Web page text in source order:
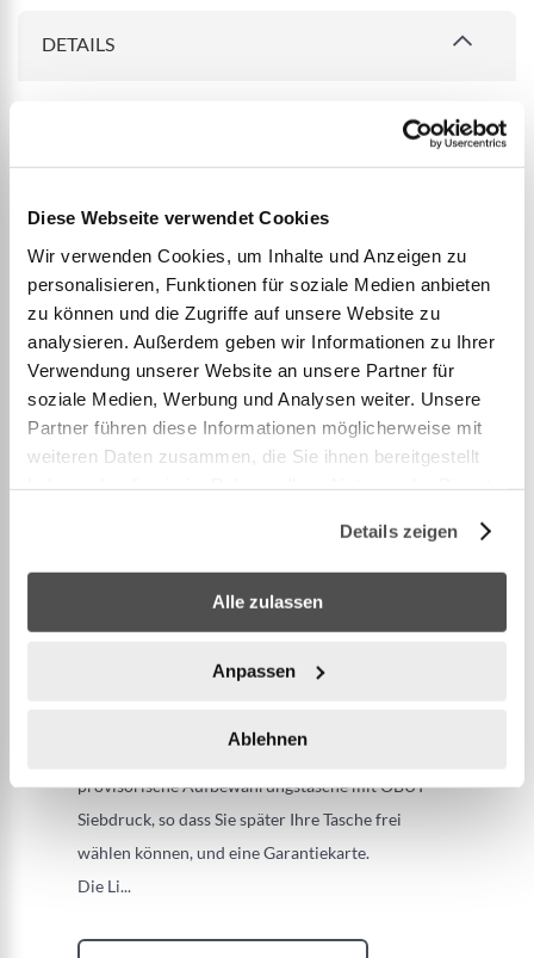
Diese Webseite verwendet Cookies
Wir verwenden Cookies, um Inhalte und Anzeigen zu
personalisieren, Funktionen für soziale Medien anbieten
zu können und die Zugriffe auf unsere Website zu
analysieren. Außerdem geben wir Informationen zu Ihrer
Verwendung unserer Website an unsere Partner für
soziale Medien, Werbung und Analysen weiter. Unsere
Partner führen diese Informationen möglicherweise mit
weiteren Daten zusammen, die Sie ihnen bereitgestellt
Details zeigen
Alle zulassen
Anpassen
Ablehnen
DETAILS
Ø 72 bis 75 mm.
Gewicht 680 bis 720 g.
Härte über 120 Kg/mm².
Sehr gute kontrollierte Auswuchtung.
Schwarzes, satiniertes Finish.
Kohlenstoffstahl: erfordert regelmäßige Pflege mit
Öl, um Oxidation zu vermeiden.
Die Obut Match strie 0 Pétanque-Kugel ist die
Das Set enthält einen Satz von 3 Boule-Kugeln, die
aus Buchsbaum mit OBUT-Gravur, eine
provisorische Aufbewahrungstasche mit OBUT-
Siebdruck, so dass Sie später Ihre Tasche frei
wählen können, und eine Garantiekarte.
Die Li...